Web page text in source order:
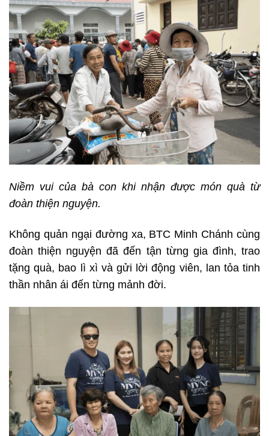
Niềm vui của bà con khi nhận được món quà từ
đoàn thiện nguyện.
Không quản ngại đường xa, BTC Minh Chánh cùng
đoàn thiện nguyện đã đến tận từng gia đình, trao
tặng quà, bao lì xì và gửi lời động viên, lan tỏa tinh
thần nhân ái đến từng mảnh đời.